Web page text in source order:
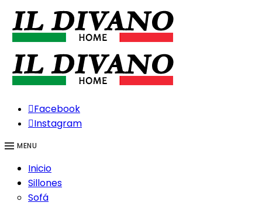
Facebook
Instagram
MENU
Inicio
Sillones
Sofá